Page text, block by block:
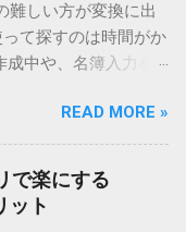
難しい方が変換に出
て探すのは時間がか
中や、名簿入力を
ッド（手書き入力）」
くのは非効率です
ことも少なくあり
ずに、特定のコー
殊記号を呼び出す
READ MORE »
で楽にする
ット